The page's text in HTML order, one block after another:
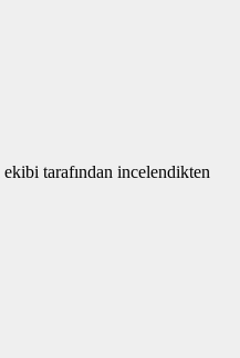
ekibi tarafından incelendikten